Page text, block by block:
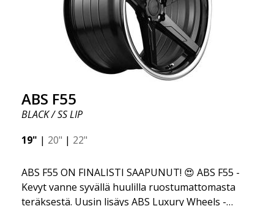
ABS F55
BLACK / SS LIP
19" | 20" | 22"
ABS F55 ON FINALISTI SAAPUNUT! 😍 ABS F55 -
Kevyt vanne syvällä huulilla ruostumattomasta
teräksestä. Uusin lisäys ABS Luxury Wheels -